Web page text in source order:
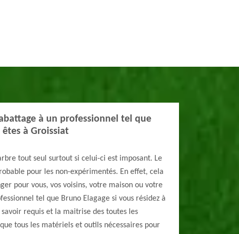
à un professionnel tel que
êtes à Groissiat
tout seul surtout si celui-ci est imposant. Le
pour les non-expérimentés. En effet, cela
pour vous, vos voisins, votre maison ou votre
tel que Bruno Elagage si vous résidez à
requis et la maitrise des toutes les
tous les matériels et outils nécessaires pour